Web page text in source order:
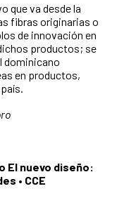
que va desde la
fibras originarias o
de innovación en
productos; se
dominicano
en productos,
El nuevo diseño:
• CCE